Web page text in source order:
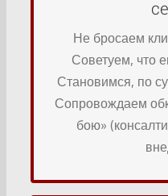
Не бросаем
Советуем, что
Становимся, по
Сопровождаем
бою»
Проводим
Проверяем
Проводим аудит